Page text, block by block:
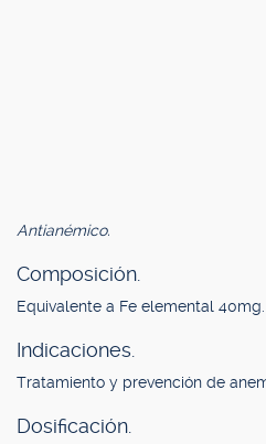
Antianémico.
Composición.
Equivalente a Fe elemental 40mg.
Indicaciones.
Tratamiento y prevención de
Dosificación.